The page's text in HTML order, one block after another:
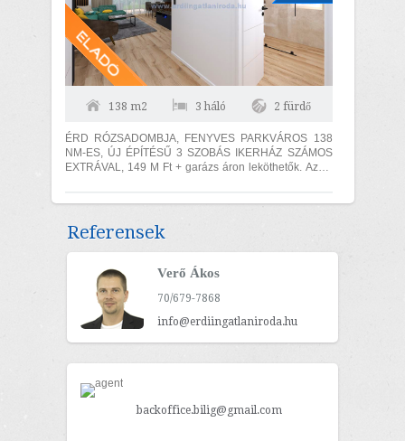
138 m2 3 háló 2 fürdő
ÉRD RÓZSADOMBJA, FENYVES PARKVÁROS 138
NM-ES, ÚJ ÉPÍTÉSŰ 3 SZOBÁS IKERHÁZ SZÁMOS
EXTRÁVAL, 149 M Ft + garázs áron leköthetők. Az ár
Referensek
Verő Ákos
70/679-7868
info@erdiingatlaniroda.hu
backoffice.bilig@gmail.com